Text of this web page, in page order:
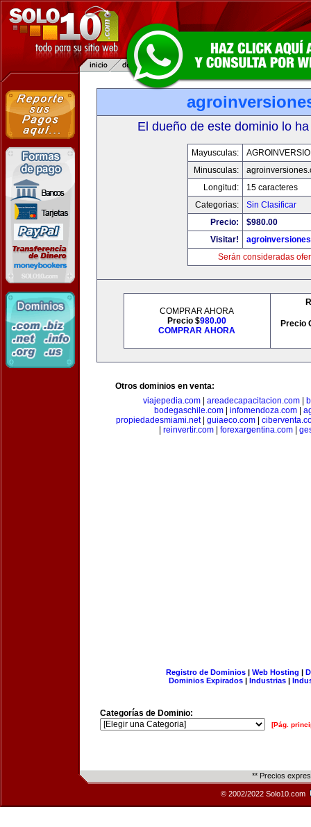
El dueño de este dominio lo
Mayusculas:
Minusculas:
Longitud:
15 caracteres
Categorias:
Sin Clasificar
Precio:
$980.00
Visitar!
Serán consideradas
COMPRAR AHORA
Precio $980.00
COMPRAR AHORA
Precio
Otros dominios en venta:
viajepedia.com| areadecapacitacion.com|
bodegaschile.com| infomendoza.com|
propiedadesmiami.net| guiaeco.com|
reinvertir.com| forexargentina.com|
Registro de Dominios| Web Hosting |
Dominios Expirados | Industrias |
Categorías de Dominio:
[Pág.
** Precios
© 2002/2022 Solo10.com